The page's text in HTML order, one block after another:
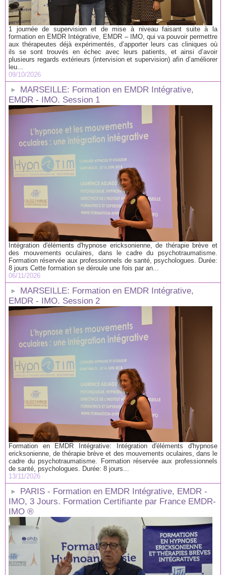
1 journée de supervision et de mise à niveau faisant suite à la
formation en EMDR Intégrative, EMDR – IMO, qui va pouvoir permettre
aux thérapeutes déjà expérimentés, d’apporter leurs cas cliniques où
ils se sont trouvés en échec avec leurs patients, et ainsi d’avoir
plusieurs regards extérieurs (intervision et supervision) afin d’améliorer
leu...
09/10/2026
MARSEILLE: Formation en EMDR Intégrative,
EMDR - IMO. Session 1
Intégration d'éléments d'hypnose ericksonienne, de thérapie brève et
des mouvements oculaires, dans le cadre du psychotraumatisme.
Formation réservée aux professionnels de santé, psychologues. Durée:
8 jours Cette formation se déroule une fois par an...
06/11/2026
MARSEILLE: Formation en EMDR Intégrative,
EMDR - IMO. Session 2
Formation en EMDR Intégrative: Intégration d'éléments d'hypnose
ericksonienne, de thérapie brève et des mouvements oculaires, dans le
cadre du psychotraumatisme. Formation réservée aux professionnels
de santé, psychologues. Durée: 8 jours...
13/11/2026
PARIS - Formation en EMDR Intégrative, EMDR -
IMO, 3 Jours. Formation Certifiante par France EMDR-
IMO ®